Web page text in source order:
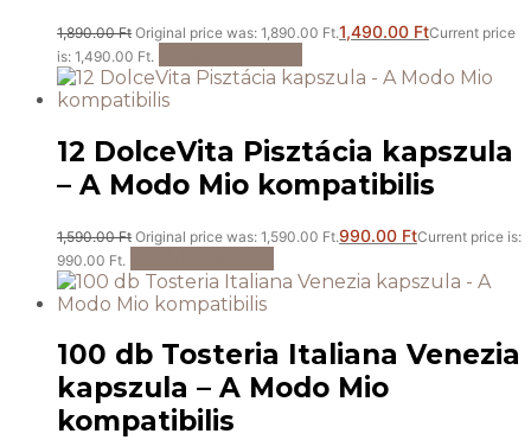
1,890.00Ft Original price was: 1,890.00 Ft.1,490.00 FtCurrent price
is: 1,490.00 Ft.
12 DolceVita Pisztácia kapszula
– A Modo Mio kompatibilis
1,590.00Ft Original price was: 1,590.00 Ft.990.00 FtCurrent price is:
990.00 Ft.
100 db Tosteria Italiana Venezia
kapszula – A Modo Mio
kompatibilis